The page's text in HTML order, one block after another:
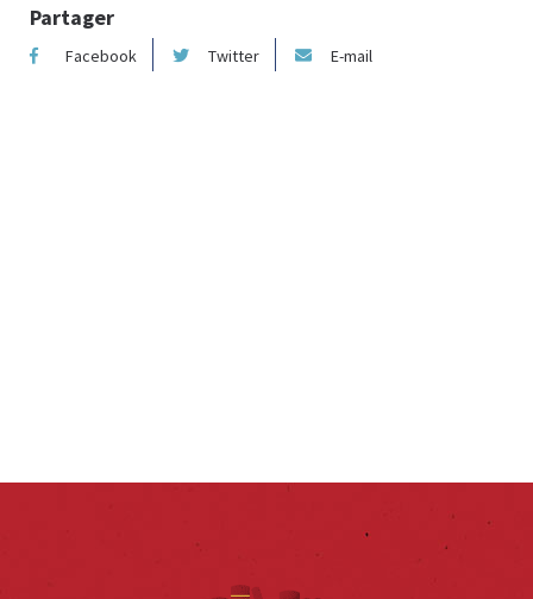
Partager
Facebook Twitter E-mail